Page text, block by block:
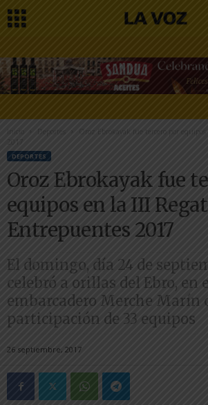
Inicio
Oroz Ebrokayak fue tercero por
2017
DEPORTES
Oroz Ebrokayak fue
equipos en la III
Entrepuentes 2017
El domingo, día 24 de
celebró a orillas del Ebro, en
embarcadero Merche Marín
participación de 33 equipos
26 septiembre, 2017